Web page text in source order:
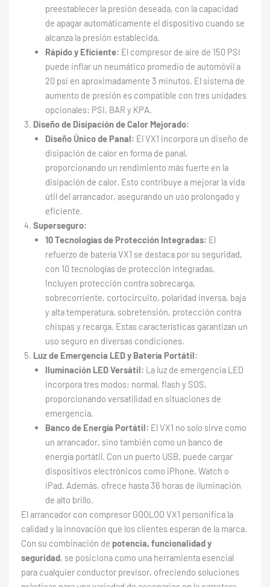
preestablecer la presión deseada, con la capacidad
de apagar automáticamente el dispositivo cuando se
alcanza la presión establecida.
Rápido y Eficiente: El compresor de aire de 150 PSI
puede inflar un neumático promedio de automóvil a
20 psi en aproximadamente 3 minutos. El sistema de
aumento de presión es compatible con tres unidades
opcionales: PSI, BAR y KPA.
Diseño de Disipación de Calor Mejorado:
Diseño Único de Panal: El VX1 incorpora un diseño de
disipación de calor en forma de panal,
proporcionando un rendimiento más fuerte en la
disipación de calor. Esto contribuye a mejorar la vida
útil del arrancador, asegurando un uso prolongado y
eficiente.
Superseguro:
10 Tecnologías de Protección Integradas: El
refuerzo de batería VX1 se destaca por su seguridad,
con 10 tecnologías de protección integradas.
Incluyen protección contra sobrecarga,
sobrecorriente, cortocircuito, polaridad inversa, baja
y alta temperatura, sobretensión, protección contra
chispas y recarga. Estas características garantizan un
uso seguro en diversas condiciones.
Luz de Emergencia LED y Batería Portátil:
Iluminación LED Versátil: La luz de emergencia LED
incorpora tres modos: normal, flash y SOS,
proporcionando versatilidad en situaciones de
emergencia.
Banco de Energía Portátil: El VX1 no solo sirve como
un arrancador, sino también como un banco de
energía portátil. Con un puerto USB, puede cargar
dispositivos electrónicos como iPhone, Watch o
iPad. Además, ofrece hasta 36 horas de iluminación
de alto brillo.
El arrancador con compresor GOOLOO VX1 personifica la
calidad y la innovación que los clientes esperan de la marca.
Con su combinación de potencia, funcionalidad y
seguridad, se posiciona como una herramienta esencial
para cualquier conductor previsor, ofreciendo soluciones